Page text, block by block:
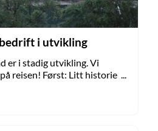
i utvikling
er i stadig utvikling. Vi
reisen! Først: Litt historie ...